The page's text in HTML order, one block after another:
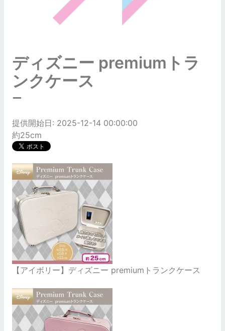
ディズニー premiumトラ
ンクケース
ー
提供開始日: 2025-12-14 00:00:00
約25cm
【アイボリー】ディズニー premiumトランクケース